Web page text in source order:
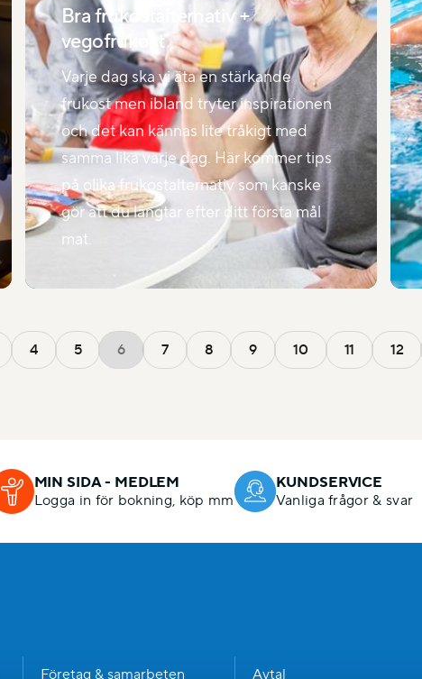
Bra frukostalternativ +
vegofrukost
Varje dag ska vi äta en stärkande
frukost men ibland tryter inspirationen
och det kan kännas lite tråkigt med
samma lika varje dag. Här kommer tips
på olika frukostalternativ som kanske
gör att du längtar efter ditt första mål
mat.
4 5 6 7 8 9 10 11 12
MIN SIDA - MEDLEM
Logga in för bokning, köp mm
KUNDSERVICE
Vanliga frågor & svar
Företag & samarbeten Avtal